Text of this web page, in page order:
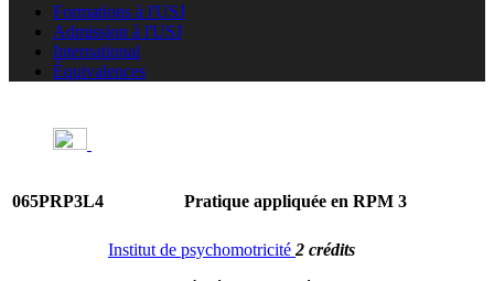
Formations à l'USJ
Admission à l'USJ
International
Équivalences
065PRP3L4 Pratique appliquée en RPM 3
Institut de psychomotricité 2 crédits